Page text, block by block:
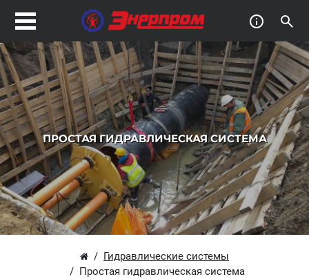
ПРОСТАЯ ГИДРАВЛИЧЕСКАЯ СИСТЕМА
Гидравлические системы
Простая гидравлическая система